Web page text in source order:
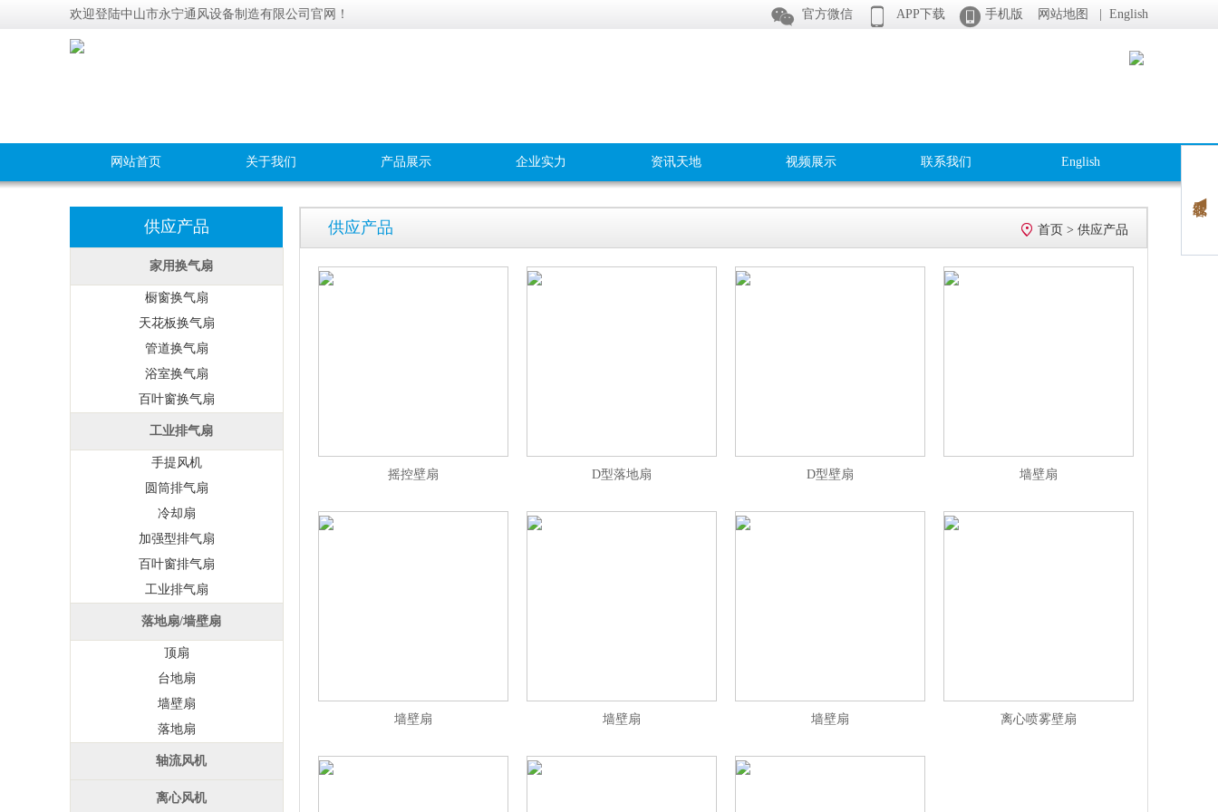
欢迎登陆中山市永宁通风设备制造有限公司官网！  官方微信  APP下载  手机版 网站地图 English
网站首页 关于我们 产品展示 企业实力 资讯天地 视频展示 联系我们 English
供应产品
家用换气扇
橱窗换气扇
天花板换气扇
管道换气扇
浴室换气扇
百叶窗换气扇
工业排气扇
手提风机
圆筒排气扇
冷却扇
加强型排气扇
百叶窗排气扇
工业排气扇
落地扇/墙壁扇
顶扇
台地扇
墙壁扇
落地扇
轴流风机
离心风机
供应产品  首页 > 供应产品
摇控壁扇 D型落地扇 D型壁扇 墙壁扇
墙壁扇 墙壁扇 墙壁扇 离心喷雾壁扇
在线客服 ◀